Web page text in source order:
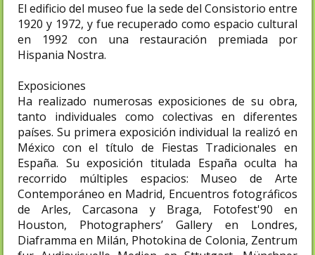
El edificio del museo fue la sede del Consistorio entre
1920 y 1972, y fue recuperado como espacio cultural
en 1992 con una restauración premiada por
Hispania Nostra.
Exposiciones
Ha realizado numerosas exposiciones de su obra,
tanto individuales como colectivas en diferentes
países. Su primera exposición individual la realizó en
México con el título de Fiestas Tradicionales en
España. Su exposición titulada España oculta ha
recorrido múltiples espacios: Museo de Arte
Contemporáneo en Madrid, Encuentros fotográficos
de Arles, Carcasona y Braga, Fotofest'90 en
Houston, Photographers’ Gallery en Londres,
Diaframma en Milán, Photokina de Colonia, Zentrum